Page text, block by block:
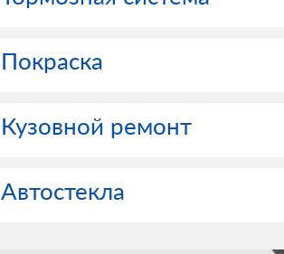
Покраска
Кузовной ремонт
Автостекла